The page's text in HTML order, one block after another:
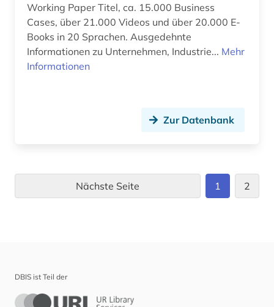
Working Paper Titel, ca. 15.000 Business
Cases, über 21.000 Videos und über 20.000 E-
Books in 20 Sprachen. Ausgedehnte
Informationen zu Unternehmen, Industrie... Mehr
Informationen
Zur Datenbank
Nächste Seite 1 2
DBIS ist Teil der